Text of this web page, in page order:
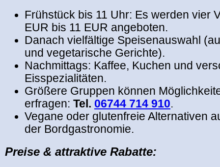
Frühstück bis 11 Uhr: Es werden vier
EUR bis 11 EUR angeboten.
Danach vielfältige Speisenauswahl
und vegetarische Gerichte).
Nachmittags: Kaffee, Kuchen und
Eisspezialitäten.
Größere Gruppen können
erfragen: Tel. 06744 714 910.
Vegane oder glutenfreie Alternativen
der Bordgastronomie.
Preise & attraktive Rabatte: